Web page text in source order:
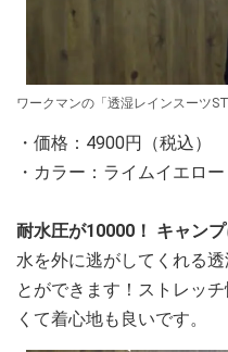
ワークマンの「透湿レインスーツ
・価格：4900円（税込）
・カラー：ライムイエロー
耐水圧が10000！ キャン
水を外に逃がしてくれる
とができます！ストレッ
くて着心地も良いです。